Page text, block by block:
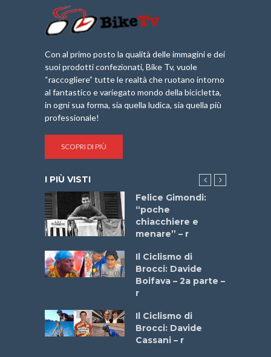
Con al primo posto la qualità delle immagini e dei
suoi prodotti confezionati, Bike Tv, vuole
“raccogliere” tutte le realtà che ruotano intorno
al fantastico e variegato mondo della bicicletta,
in ogni sua forma, sia quella ludica, sia quella più
professionale!
SCOPRI DI PIÙ
I PIÙ VISTI
Felice Gimondi:
“poche
chiacchiere e
menare” – r
Il Ciclismo di
Brocci: Davide
Boifava – 2a parte –
r
Il Ciclismo di
Brocci: Davide
Cassani – r